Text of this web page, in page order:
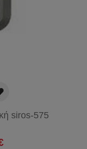
siros-575